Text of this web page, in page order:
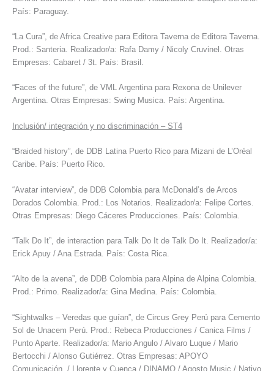
País: Paraguay.
“La Cura”, de Africa Creative para Editora Taverna de Editora Taverna.
Prod.: Santeria. Realizador/a: Rafa Damy / Nicoly Cruvinel. Otras
Empresas: Cabaret / 3t. País: Brasil.
“Faces of the future”, de VML Argentina para Rexona de Unilever
Argentina. Otras Empresas: Swing Musica. País: Argentina.
Inclusión/ integración y no discriminación – ST4
“Braided history”, de DDB Latina Puerto Rico para Mizani de L’Oréal
Caribe. País: Puerto Rico.
“Avatar interview”, de DDB Colombia para McDonald’s de Arcos
Dorados Colombia. Prod.: Los Notarios. Realizador/a: Felipe Cortes.
Otras Empresas: Diego Cáceres Producciones. País: Colombia.
“Talk Do It”, de interaction para Talk Do It de Talk Do It. Realizador/a:
Erick Apuy / Ana Estrada. País: Costa Rica.
“Alto de la avena”, de DDB Colombia para Alpina de Alpina Colombia.
Prod.: Primo. Realizador/a: Gina Medina. País: Colombia.
“Sightwalks – Veredas que guían”, de Circus Grey Perú para Cemento
Sol de Unacem Perú. Prod.: Rebeca Producciones / Canica Films /
Punto Aparte. Realizador/a: Mario Angulo / Alvaro Luque / Mario
Bertocchi / Alonso Gutiérrez. Otras Empresas: APOYO
Comunicación / Llorente y Cuenca / DINAMO / Agosto Music / Nativo